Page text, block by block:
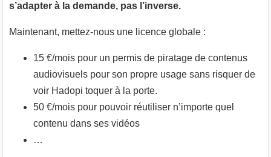
s’adapter à la demande, pas l’inverse.
Maintenant, mettez-nous une licence globale :
15 €/mois pour un permis de piratage de contenus
audiovisuels pour son propre usage sans risquer de
voir Hadopi toquer à la porte.
50 €/mois pour pouvoir réutiliser n’importe quel
contenu dans ses vidéos
…